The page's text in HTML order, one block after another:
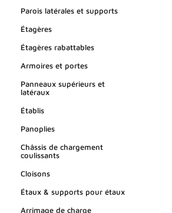
Parois latérales et supports
Étagères
Étagères rabattables
Armoires et portes
Panneaux supérieurs et
latéraux
Établis
Panoplies
Châssis de chargement
coulissants
Cloisons
Étaux & supports pour étaux
Arrimage de charge